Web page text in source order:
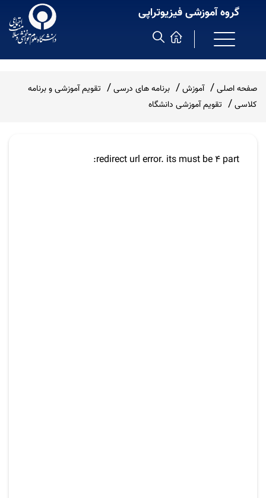
گروه آموزشی فیزیوتراپی
صفحه اصلی آموزش برنامه های درسی
تقویم آموزشی و برنامه
کلاسی
تقویم آموزشی دانشگاه
redirect url error. its must be 4 part: